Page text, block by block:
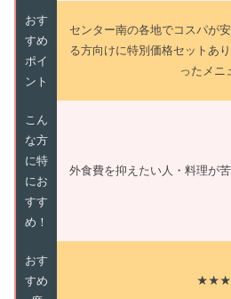
おす
すめ
ポイ
ント
センター南の各地でコスパが
る方向けに特別価格セットあ
ったメニ
こん
な方
に特
にお
すす
め！
外食費を抑えたい人・料理が
おす
すめ